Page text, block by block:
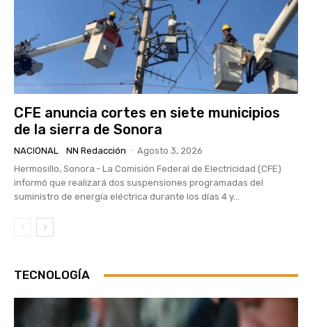
CFE anuncia cortes en siete municipios
de la sierra de Sonora
NACIONAL NN Redacción - Agosto 3, 2026
Hermosillo, Sonora.- La Comisión Federal de Electricidad (CFE)
informó que realizará dos suspensiones programadas del
suministro de energía eléctrica durante los días 4 y...
TECNOLOGÍA